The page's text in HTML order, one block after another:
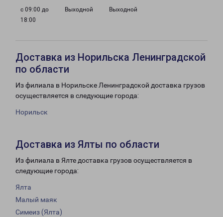
с 09:00 до
18:00
Выходной Выходной
Доставка из Норильска Ленинградской
по области
Из филиала в Норильске Ленинградской доставка грузов
осуществляется в следующие города:
Норильск
Доставка из Ялты по области
Из филиала в Ялте доставка грузов осуществляется в
следующие города:
Ялта
Малый маяк
Симеиз (Ялта)